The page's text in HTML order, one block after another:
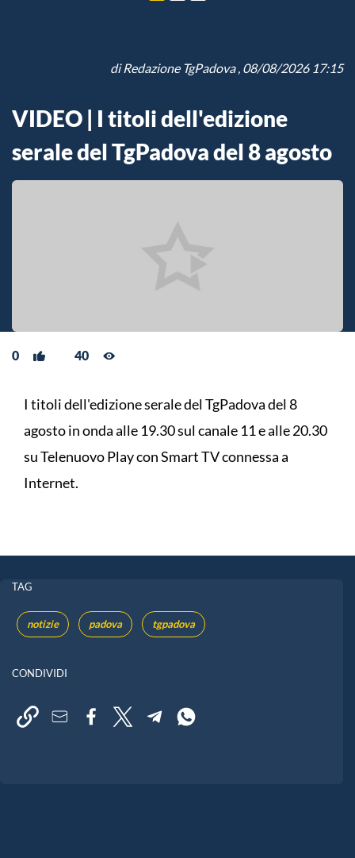
diRedazione TgPadova, 08/08/2026 17:15
VIDEO | I titoli dell'edizione
serale del TgPadova del 8 agosto
0 40
I titoli dell'edizione serale del TgPadova del 8
agosto in onda alle 19.30 sul canale 11 e alle 20.30
su Telenuovo Play con Smart TV connessa a
Internet.
TAG
notizie padova tgpadova
CONDIVIDI